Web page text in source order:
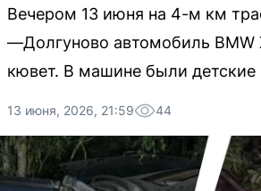
Вечером 13 июня на 4-м км
—Долгуново автомобиль BMW
кювет. В машине были детские
13 июня, 2026, 21:59 44